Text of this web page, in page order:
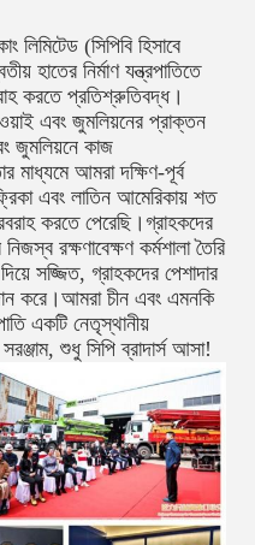
লিমিটেড (সিপিবি হিসাবে
হাতের নির্মাণ যন্ত্রপাতিতে
করতে প্রতিশ্রুতিবদ্ধ।
এবং জুমলিয়নের প্রাক্তন
জুমলিয়নে কাজ
মাধ্যমে আমরা দক্ষিণ-পূর্ব
এবং লাতিন আমেরিকায় শত
করতে পেরেছি।গ্রাহকদের
রক্ষণাবেক্ষণ কর্মশালা তৈরি
সজ্জিত, গ্রাহকদের পেশাদার
করে।আমরা চীন এবং এমনকি
একটি নেতৃস্থানীয়
শুধু সিপি ব্রাদার্স আসা!